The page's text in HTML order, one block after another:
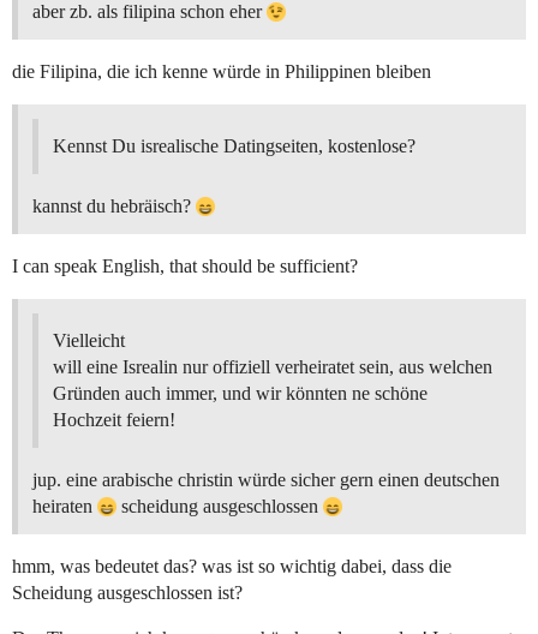
aber zb. als filipina schon eher
die Filipina, die ich kenne würde in Philippinen bleiben
Kennst Du isrealische Datingseiten, kostenlose?
kannst du hebräisch?
I can speak English, that should be sufficient?
Vielleicht
will eine Isrealin nur offiziell verheiratet sein, aus welchen
Gründen auch immer, und wir könnten ne schöne
Hochzeit feiern!
jup. eine arabische christin würde sicher gern einen deutschen
heiraten
scheidung ausgeschlossen
hmm, was bedeutet das? was ist so wichtig dabei, dass die
Scheidung ausgeschlossen ist?